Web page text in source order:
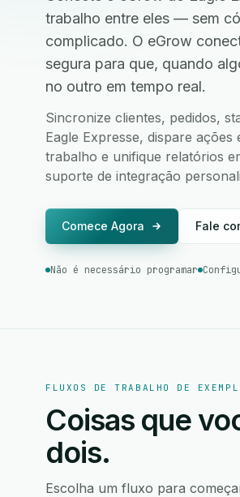
trabalho entre eles — sem
complicado. O eGrow
segura para que, quando
no outro em tempo real.
Sincronize clientes, pedidos,
Eagle Expresse, dispare
trabalho e unifique relatórios
suporte de integração
Comece Agora Fale
Não é necessário programar
FLUXOS DE TRABALHO DE
Coisas que
dois.
Escolha um fluxo para